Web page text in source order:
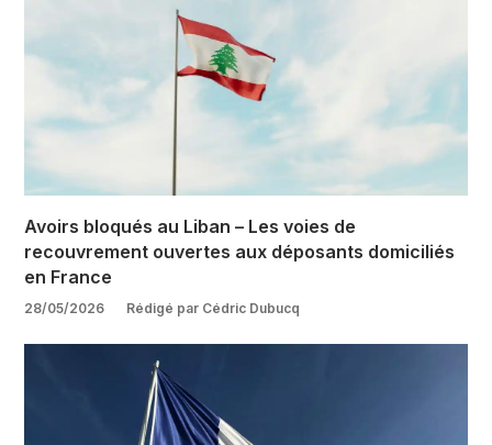
Avoirs bloqués au Liban – Les voies de
recouvrement ouvertes aux déposants domiciliés
en France
28/05/2026 Rédigé par Cédric Dubucq